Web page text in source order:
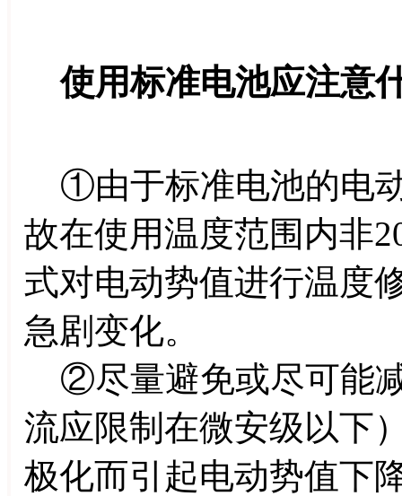
使用标准电池应注意
①由于标准电池的电
故在使用温度范围内非
式对电动势值进行温度
急剧变化。
②尽量避免或尽可能
流应限制在微安级以下
极化而引起电动势值下